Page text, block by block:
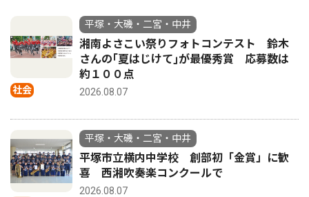
社会
平塚・大磯・二宮・中井
湘南よさこい祭りフォトコンテスト 鈴木
さんの｢夏はじけて｣が最優秀賞 応募数は
約１００点
2026.08.07
平塚・大磯・二宮・中井
平塚市立横内中学校 創部初「金賞」に歓
喜 西湘吹奏楽コンクールで
2026.08.07